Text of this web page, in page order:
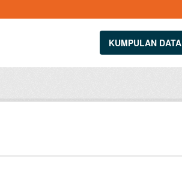
KUMPULAN DATA